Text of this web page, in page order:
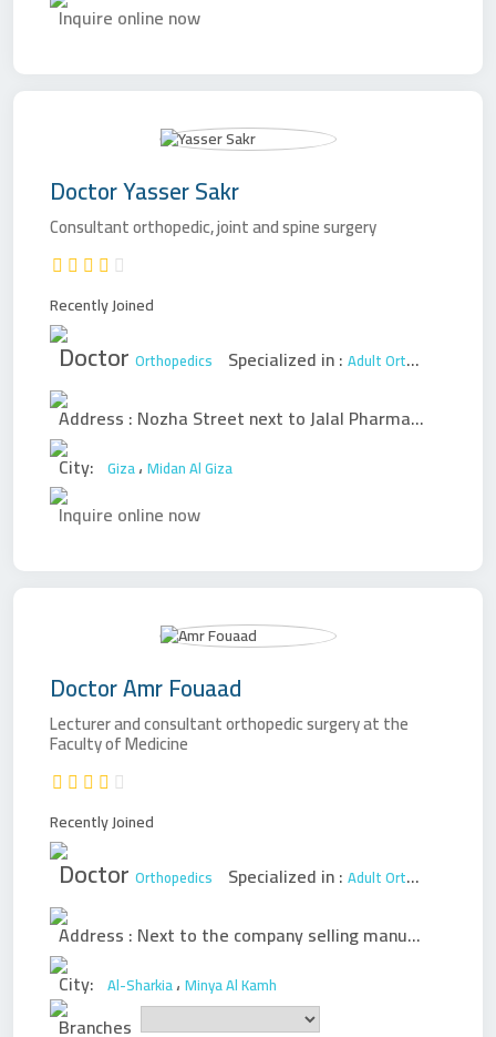
Inquire online now
DoctorYasser Sakr
Consultant orthopedic, joint and spine surgery
Recently Joined
Doctor Orthopedics Specialized in : Adult Orthopedic Surgery
Address : Nozha Street next to Jalal Pharmacy - Hawamdiya
City: Giza، Midan Al Giza
Inquire online now
DoctorAmr Fouaad
Lecturer and consultant orthopedic surgery at the
Faculty of Medicine
Recently Joined
Doctor Orthopedics Specialized in : Adult Orthopedic Surgery
Address : Next to the company selling manufactures above Abu Fouda for juices
City: Al-Sharkia، Minya Al Kamh
Branches